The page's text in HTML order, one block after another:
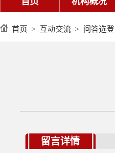
首页 > 互动交流 > 问答选登
留言详情